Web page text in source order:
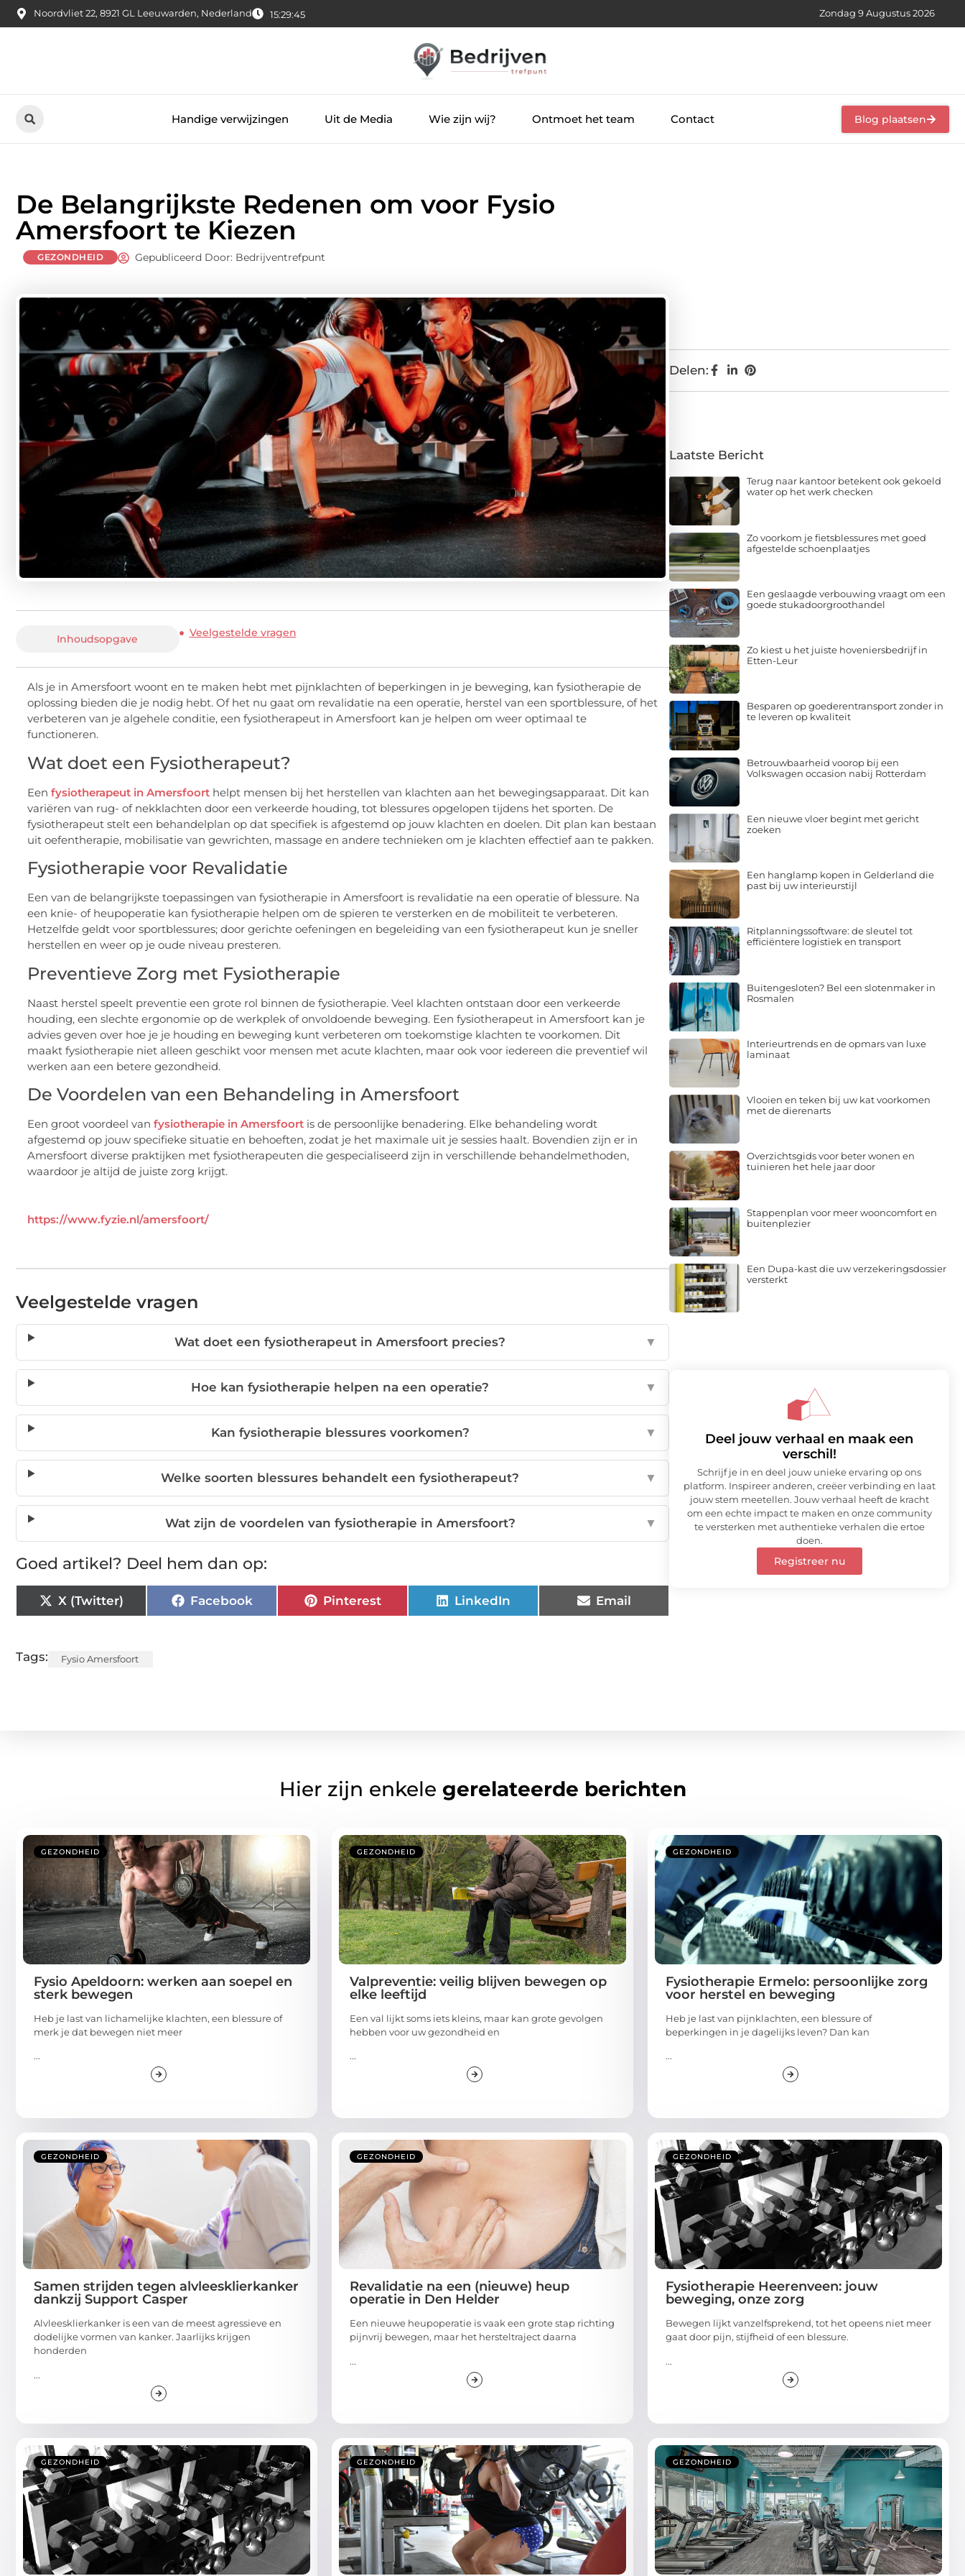
Noordvliet 22, 8921 GL Leeuwarden, Nederland 15:29:46 Zondag 9 Augustus 2026
Handige verwijzingen Uit de Media Wie zijn wij? Ontmoet het team Contact Blog plaatsen
De Belangrijkste Redenen om voor Fysio
Amersfoort te Kiezen
GEZONDHEID Gepubliceerd Door: Bedrijventrefpunt
Inhoudsopgave Veelgestelde vragen
Als je in Amersfoort woont en te maken hebt met pijnklachten of beperkingen in je beweging, kan fysiotherapie de
oplossing bieden die je nodig hebt. Of het nu gaat om revalidatie na een operatie, herstel van een sportblessure, of het
verbeteren van je algehele conditie, een fysiotherapeut in Amersfoort kan je helpen om weer optimaal te
functioneren.
Wat doet een Fysiotherapeut?
Een fysiotherapeut in Amersfoort helpt mensen bij het herstellen van klachten aan het bewegingsapparaat. Dit kan
variëren van rug- of nekklachten door een verkeerde houding, tot blessures opgelopen tijdens het sporten. De
fysiotherapeut stelt een behandelplan op dat specifiek is afgestemd op jouw klachten en doelen. Dit plan kan bestaan
uit oefentherapie, mobilisatie van gewrichten, massage en andere technieken om je klachten effectief aan te pakken.
Fysiotherapie voor Revalidatie
Een van de belangrijkste toepassingen van fysiotherapie in Amersfoort is revalidatie na een operatie of blessure. Na
een knie- of heupoperatie kan fysiotherapie helpen om de spieren te versterken en de mobiliteit te verbeteren.
Hetzelfde geldt voor sportblessures; door gerichte oefeningen en begeleiding van een fysiotherapeut kun je sneller
herstellen en weer op je oude niveau presteren.
Preventieve Zorg met Fysiotherapie
Naast herstel speelt preventie een grote rol binnen de fysiotherapie. Veel klachten ontstaan door een verkeerde
houding, een slechte ergonomie op de werkplek of onvoldoende beweging. Een fysiotherapeut in Amersfoort kan je
advies geven over hoe je je houding en beweging kunt verbeteren om toekomstige klachten te voorkomen. Dit
maakt fysiotherapie niet alleen geschikt voor mensen met acute klachten, maar ook voor iedereen die preventief wil
werken aan een betere gezondheid.
De Voordelen van een Behandeling in Amersfoort
Een groot voordeel van fysiotherapie in Amersfoort is de persoonlijke benadering. Elke behandeling wordt
afgestemd op jouw specifieke situatie en behoeften, zodat je het maximale uit je sessies haalt. Bovendien zijn er in
Amersfoort diverse praktijken met fysiotherapeuten die gespecialiseerd zijn in verschillende behandelmethoden,
waardoor je altijd de juiste zorg krijgt.
https://www.fyzie.nl/amersfoort/
Veelgestelde vragen
Wat doet een fysiotherapeut in Amersfoort precies? ▼
Hoe kan fysiotherapie helpen na een operatie? ▼
Kan fysiotherapie blessures voorkomen? ▼
Welke soorten blessures behandelt een fysiotherapeut? ▼
Wat zijn de voordelen van fysiotherapie in Amersfoort? ▼
Goed artikel? Deel hem dan op:
X (Twitter) Facebook Pinterest LinkedIn Email
Tags: Fysio Amersfoort
Delen:
Laatste Bericht
Terug naar kantoor betekent ook gekoeld
water op het werk checken
Zo voorkom je fietsblessures met goed
afgestelde schoenplaatjes
Een geslaagde verbouwing vraagt om een
goede stukadoorgroothandel
Zo kiest u het juiste hoveniersbedrijf in
Etten-Leur
Besparen op goederentransport zonder in
te leveren op kwaliteit
Betrouwbaarheid voorop bij een
Volkswagen occasion nabij Rotterdam
Een nieuwe vloer begint met gericht
zoeken
Een hanglamp kopen in Gelderland die
past bij uw interieurstijl
Ritplanningssoftware: de sleutel tot
efficiëntere logistiek en transport
Buitengesloten? Bel een slotenmaker in
Rosmalen
Interieurtrends en de opmars van luxe
laminaat
Vlooien en teken bij uw kat voorkomen
met de dierenarts
Overzichtsgids voor beter wonen en
tuinieren het hele jaar door
Stappenplan voor meer wooncomfort en
buitenplezier
Een Dupa-kast die uw verzekeringsdossier
versterkt
Deel jouw verhaal en maak een
verschil!
Schrijf je in en deel jouw unieke ervaring op ons
platform. Inspireer anderen, creëer verbinding en laat
jouw stem meetellen. Jouw verhaal heeft de kracht
om een echte impact te maken en onze community
te versterken met authentieke verhalen die ertoe
doen.
Registreer nu
Hier zijn enkele gerelateerde berichten
GEZONDHEID
Fysio Apeldoorn: werken aan soepel en
sterk bewegen
Heb je last van lichamelijke klachten, een blessure of
merk je dat bewegen niet meer
...
GEZONDHEID
Valpreventie: veilig blijven bewegen op
elke leeftijd
Een val lijkt soms iets kleins, maar kan grote gevolgen
hebben voor uw gezondheid en
...
GEZONDHEID
Fysiotherapie Ermelo: persoonlijke zorg
voor herstel en beweging
Heb je last van pijnklachten, een blessure of
beperkingen in je dagelijks leven? Dan kan
...
GEZONDHEID
Samen strijden tegen alvleesklierkanker
dankzij Support Casper
Alvleesklierkanker is een van de meest agressieve en
dodelijke vormen van kanker. Jaarlijks krijgen
honderden
...
GEZONDHEID
Revalidatie na een (nieuwe) heup
operatie in Den Helder
Een nieuwe heupoperatie is vaak een grote stap richting
pijnvrij bewegen, maar het hersteltraject daarna
...
GEZONDHEID
Fysiotherapie Heerenveen: jouw
beweging, onze zorg
Bewegen lijkt vanzelfsprekend, tot het opeens niet meer
gaat door pijn, stijfheid of een blessure.
...
GEZONDHEID GEZONDHEID GEZONDHEID